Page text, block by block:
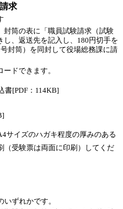
求
筒の表に「職員試験請求（試験
、返送先を記入し、180円切手を
封筒）を同封して役場総務課に請
ドできます。
書[PDF：114KB]
イズのハガキ程度の厚みのある
（受験票は両面に印刷）してくだ
ずれかです。